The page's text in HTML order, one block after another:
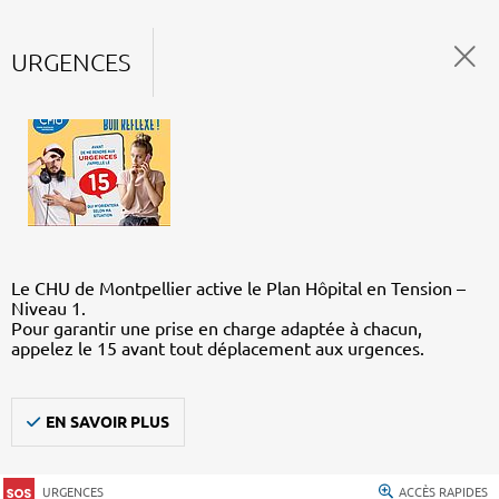
URGENCES
Le CHU de Montpellier active le Plan Hôpital en Tension –
Niveau 1.
Pour garantir une prise en charge adaptée à chacun,
appelez le 15 avant tout déplacement aux urgences.
EN SAVOIR PLUS
URGENCES ACCÈS RAPIDES